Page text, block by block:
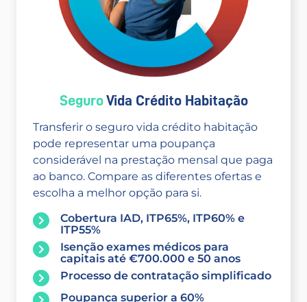
SeguroVida Crédito Habitação
Transferir o seguro vida crédito habitação
pode representar uma poupança
considerável na prestação mensal que paga
ao banco. Compare as diferentes ofertas e
escolha a melhor opção para si.
Cobertura IAD, ITP65%, ITP60% e
ITP55%
Isenção exames médicos para
capitais até €700.000 e 50 anos
Processo de contratação simplificado
Poupança superior a 60%